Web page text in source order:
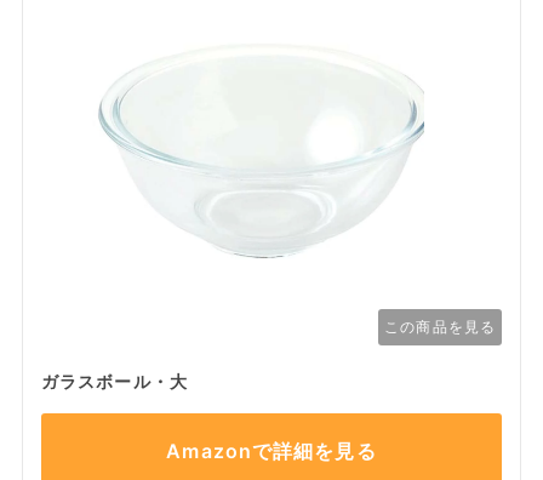
この商品を見る
ガラスボール・大
Amazonで詳細を見る